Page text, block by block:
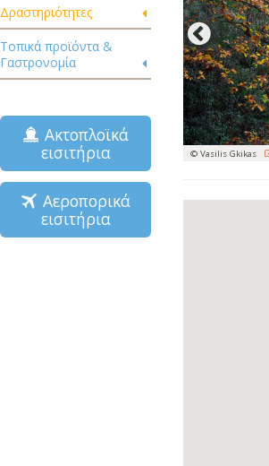
Δραστηριότητες
Τοπικά προϊόντα &
Γαστρονομία
Ακτοπλοϊκά
εισιτήρια
Αεροπορικά
εισιτήρια
© Vasilis Gkikas